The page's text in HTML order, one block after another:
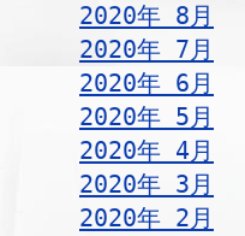
2020年 8月
2020年 7月
2020年 6月
2020年 5月
2020年 4月
2020年 3月
2020年 2月